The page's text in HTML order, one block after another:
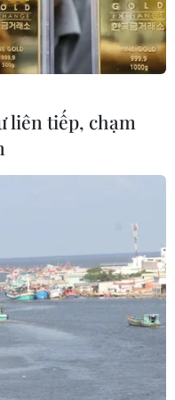
trưng bày. (Ảnh: Thanh
tồn Tranh Dân
tỉnh Bắc
Du lịch tỉnh tổ
gian Chợ Tranh
liên tiếp, chạm